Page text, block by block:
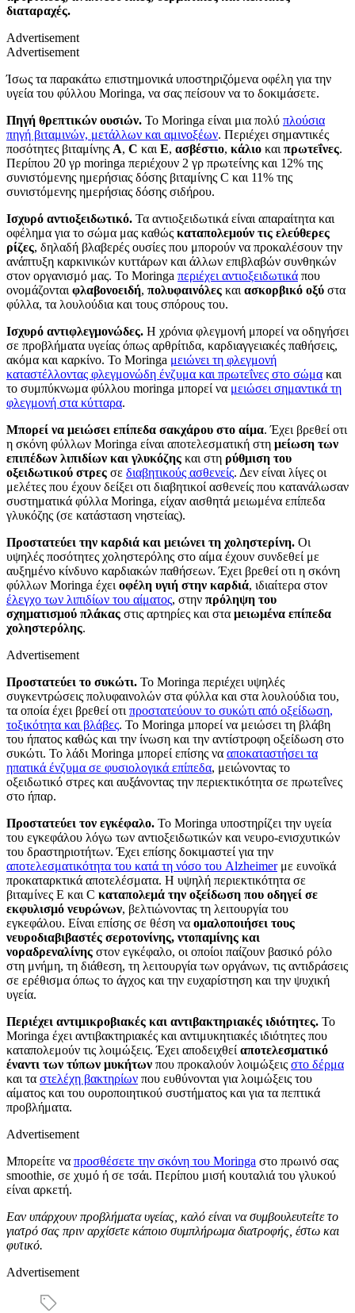
διαταραχές.
Advertisement
Advertisement
Ίσως τα παρακάτω επιστημονικά υποστηριζόμενα οφέλη για την
υγεία του φύλλου Moringa, να σας πείσουν να το δοκιμάσετε.
Πηγή θρεπτικών ουσιών. Το Moringa είναι μια πολύ πλούσια
πηγή βιταμινών, μετάλλων και αμινοξέων. Περιέχει σημαντικές
ποσότητες βιταμίνης Α, C και Ε, ασβέστιο, κάλιο και πρωτεΐνες.
Περίπου 20 γρ moringa περιέχουν 2 γρ πρωτείνης και 12% της
συνιστόμενης ημερήσιας δόσης βιταμίνης C και 11% της
συνιστόμενης ημερήσιας δόσης σιδήρου.
Ισχυρό αντιοξειδωτικό. Τα αντιοξειδωτικά είναι απαραίτητα και
οφέλημα για το σώμα μας καθώς καταπολεμούν τις ελεύθερες
ρίζες, δηλαδή βλαβερές ουσίες που μπορούν να προκαλέσουν την
ανάπτυξη καρκινικών κυττάρων και άλλων επιβλαβών συνθηκών
στον οργανισμό μας. Το Moringa περιέχει αντιοξειδωτικά που
ονομάζονται φλαβονοειδή, πολυφαινόλες και ασκορβικό οξύ στα
φύλλα, τα λουλούδια και τους σπόρους του.
Ισχυρό αντιφλεγμονώδες. Η χρόνια φλεγμονή μπορεί να οδηγήσει
σε προβλήματα υγείας όπως αρθρίτιδα, καρδιαγγειακές παθήσεις,
ακόμα και καρκίνο. Το Moringa μειώνει τη φλεγμονή
καταστέλλοντας φλεγμονώδη ένζυμα και πρωτεΐνες στο σώμα και
το συμπύκνωμα φύλλου moringa μπορεί να μειώσει σημαντικά τη
φλεγμονή στα κύτταρα.
Μπορεί να μειώσει επίπεδα σακχάρου στο αίμα. Έχει βρεθεί οτι
η σκόνη φύλλων Moringa είναι αποτελεσματική στη μείωση των
επιπέδων λιπιδίων και γλυκόζης και στη ρύθμιση του
οξειδωτικού στρες σε διαβητικούς ασθενείς. Δεν είναι λίγες οι
μελέτες που έχουν δείξει οτι διαβητικοί ασθενείς που κατανάλωσαν
συστηματικά φύλλα Moringa, είχαν αισθητά μειωμένα επίπεδα
γλυκόζης (σε κατάσταση νηστείας).
Προστατεύει την καρδιά και μειώνει τη χοληστερίνη. Οι
υψηλές ποσότητες χοληστερόλης στο αίμα έχουν συνδεθεί με
αυξημένο κίνδυνο καρδιακών παθήσεων. Έχει βρεθεί οτι η σκόνη
φύλλων Moringa έχει οφέλη υγιή στην καρδιά, ιδιαίτερα στον
έλεγχο των λιπιδίων του αίματος, στην πρόληψη του
σχηματισμού πλάκας στις αρτηρίες και στα μειωμένα επίπεδα
χοληστερόλης.
Advertisement
Προστατεύει το συκώτι. Το Moringa περιέχει υψηλές
συγκεντρώσεις πολυφαινολών στα φύλλα και στα λουλούδια του,
τα οποία έχει βρεθεί οτι προστατεύουν το συκώτι από οξείδωση,
τοξικότητα και βλάβες. Το Moringa μπορεί να μειώσει τη βλάβη
του ήπατος καθώς και την ίνωση και την αντίστροφη οξείδωση στο
συκώτι. Το λάδι Moringa μπορεί επίσης να αποκαταστήσει τα
ηπατικά ένζυμα σε φυσιολογικά επίπεδα, μειώνοντας το
οξειδωτικό στρες και αυξάνοντας την περιεκτικότητα σε πρωτεΐνες
στο ήπαρ.
Προστατεύει τον εγκέφαλο. Το Moringa υποστηρίζει την υγεία
του εγκεφάλου λόγω των αντιοξειδωτικών και νευρο-ενισχυτικών
του δραστηριοτήτων. Έχει επίσης δοκιμαστεί για την
αποτελεσματικότητα του κατά τη νόσο του Alzheimerμε ευνοϊκά
προκαταρκτικά αποτελέσματα. Η υψηλή περιεκτικότητα σε
βιταμίνες Ε και C καταπολεμά την οξείδωση που οδηγεί σε
εκφυλισμό νευρώνων, βελτιώνοντας τη λειτουργία του
εγκεφάλου. Είναι επίσης σε θέση να ομαλοποιήσει τους
νευροδιαβιβαστές σεροτονίνης, ντοπαμίνης και
νοραδρεναλίνης στον εγκέφαλο, οι οποίοι παίζουν βασικό ρόλο
στη μνήμη, τη διάθεση, τη λειτουργία των οργάνων, τις αντιδράσεις
σε ερέθισμα όπως το άγχος και την ευχαρίστηση και την ψυχική
υγεία.
Περιέχει αντιμικροβιακές και αντιβακτηριακές ιδιότητες. Το
Moringa έχει αντιβακτηριακές και αντιμυκητιακές ιδιότητες που
καταπολεμούν τις λοιμώξεις. Έχει αποδειχθεί αποτελεσματικό
έναντι των τύπων μυκήτων που προκαλούν λοιμώξεις στο δέρμα
και τα στελέχη βακτηρίων που ευθύνονται για λοιμώξεις του
αίματος και του ουροποιητικού συστήματος και για τα πεπτικά
προβλήματα.
Advertisement
Μπορείτε να προσθέσετε την σκόνη του Moringa στο πρωινό σας
smoothie, σε χυμό ή σε τσάι. Περίπου μισή κουταλιά του γλυκού
είναι αρκετή.
Εαν υπάρχουν προβλήματα υγείας, καλό είναι να συμβουλευτείτε το
γιατρό σας πριν αρχίσετε κάποιο συμπλήρωμα διατροφής, έστω και
φυτικό.
Advertisement